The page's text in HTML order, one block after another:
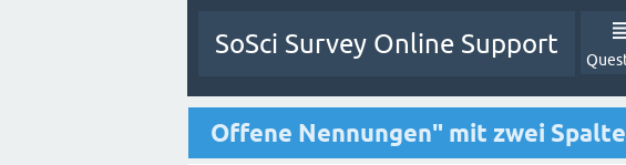
SoSci Survey Online Support
Offene Nennungen" mit zwei